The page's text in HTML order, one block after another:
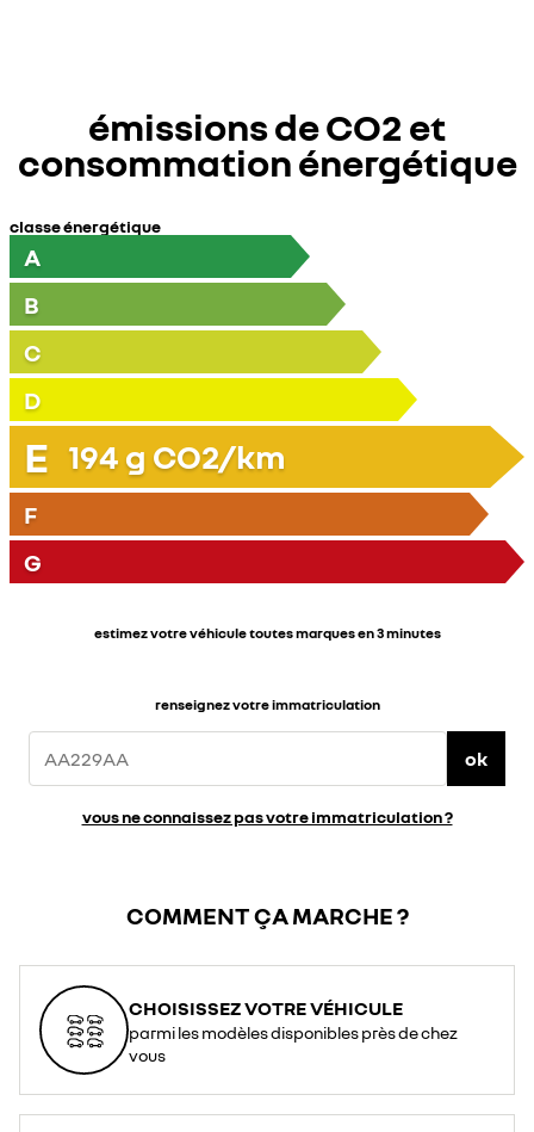
émissions de CO2 et
consommation énergétique
classe énergétique
A
B
C
D
E 194 g CO2/km
F
G
estimez votre véhicule toutes marques en 3 minutes
renseignez votre immatriculation
ok
vous ne connaissez pas votre immatriculation ?
COMMENT ÇA MARCHE ?
CHOISISSEZ VOTRE VÉHICULE
parmi les modèles disponibles près de chez
vous